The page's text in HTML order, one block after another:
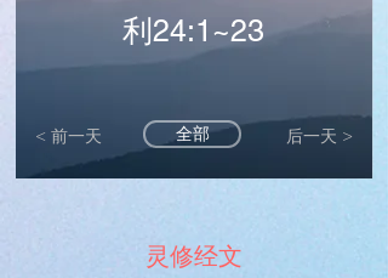
利24:1~23
< 前一天 全部 后一天 >
灵修经文